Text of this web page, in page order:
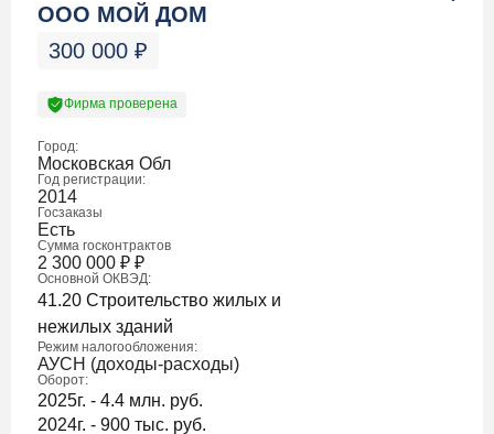
ООО МОЙ ДОМ
300 000 ₽
Фирма проверена
Город:
Московская Обл
Год регистрации:
2014
Госзаказы
Есть
Сумма госконтрактов
2 300 000 ₽ ₽
Основной ОКВЭД:
41.20 Строительство жилых и
нежилых зданий
Режим налогообложения:
АУСН (доходы-расходы)
Оборот:
2025г. - 4.4 млн. руб.
2024г. - 900 тыс. руб.